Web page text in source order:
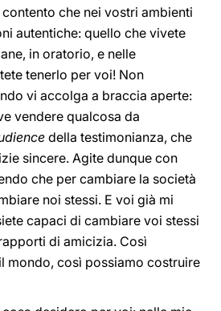
che nei vostri ambienti
autentiche: quello che vivete
in oratorio, e nelle
tenerlo per voi! Non
vi accolga a braccia aperte:
vendere qualcosa da
della testimonianza, che
sincere. Agite dunque con
che per cambiare la società
noi stessi. E voi già mi
capaci di cambiare voi stessi
di amicizia. Così
mondo, così possiamo costruire